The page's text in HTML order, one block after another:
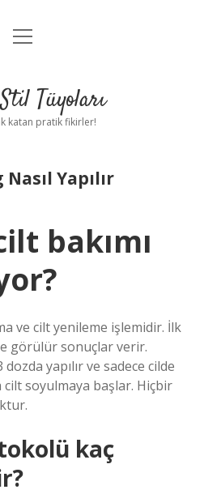
Anasayfa
Uyarı
menüyü
Tüyoları
katan pratik fikirler!
Yapılır
bakımı
ve cilt yenileme işlemidir. İlk
görülür sonuçlar verir.
yapılır ve sadece cilde
soyulmaya başlar. Hiçbir
kaç